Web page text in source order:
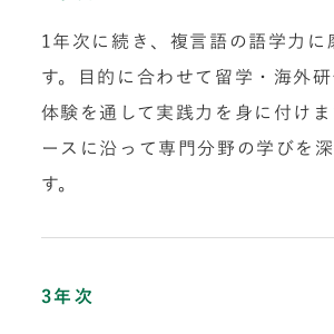
1年次に続き、複言語の語学力に
す。目的に合わせて留学・海外研
体験を通して実践力を身に付けま
ースに沿って専門分野の学びを
す。
3年次